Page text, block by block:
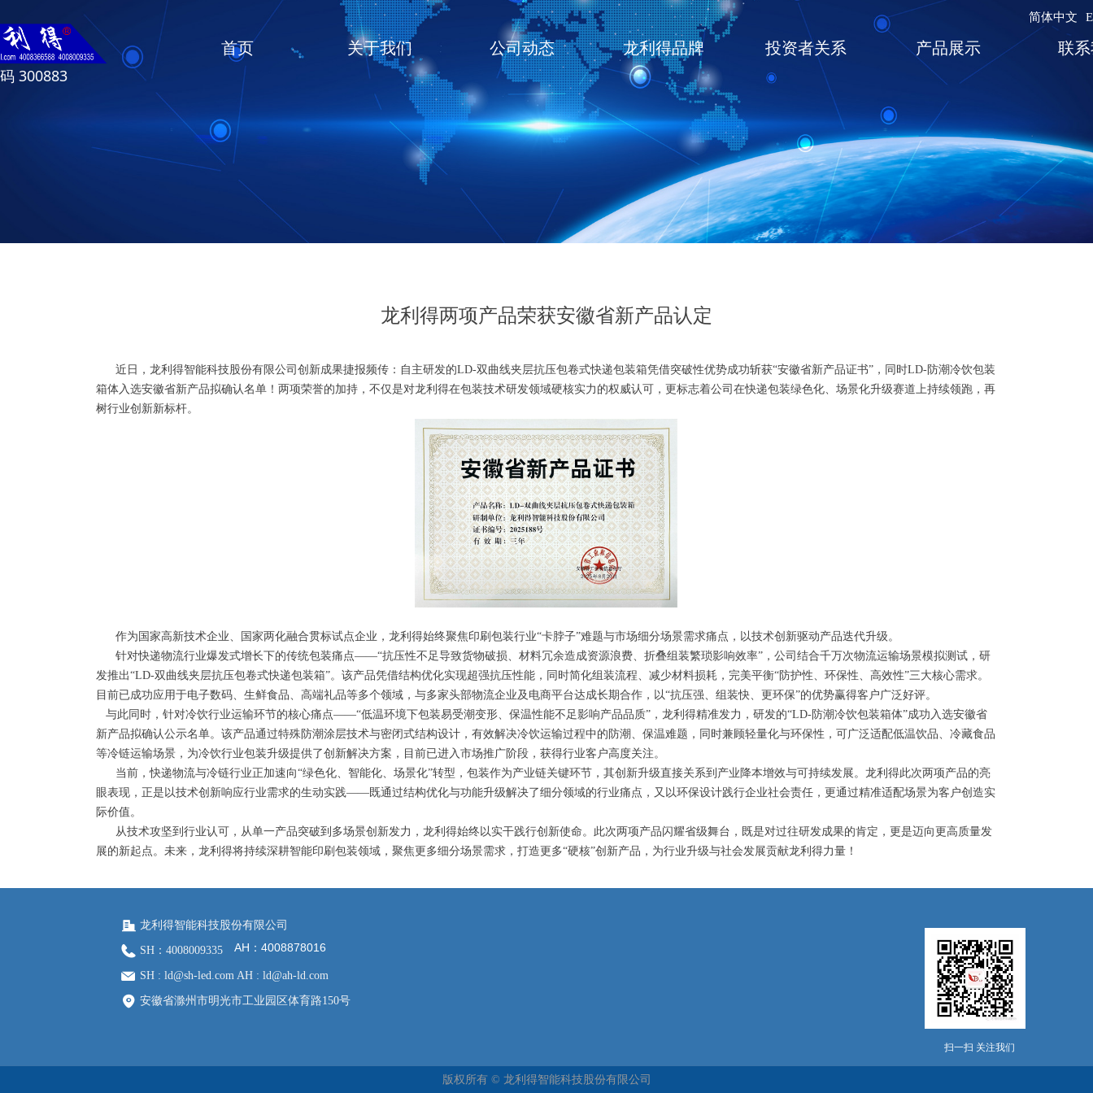
简体中文
首页 关于我们 公司动态 龙利得品牌 投资者关系 产品展示 联
300883
龙利得两项产品荣获安徽省新产品认定
近日，龙利得智能科技股份有限公司创新成果捷报频传：自主研发的LD-双曲线夹层抗压包卷式快递包装箱凭借突破性优势成功斩获“安徽省新产品证书”，同时LD-防潮冷饮包装
箱体入选安徽省新产品拟确认名单！两项荣誉的加持，不仅是对龙利得在包装技术研发领域硬核实力的权威认可，更标志着公司在快递包装绿色化、场景化升级赛道上持续领跑，再
树行业创新新标杆。
作为国家高新技术企业、国家两化融合贯标试点企业，龙利得始终聚焦印刷包装行业“卡脖子”难题与市场细分场景需求痛点，以技术创新驱动产品迭代升级。
针对快递物流行业爆发式增长下的传统包装痛点——“抗压性不足导致货物破损、材料冗余造成资源浪费、折叠组装繁琐影响效率”，公司结合千万次物流运输场景模拟测试，研
发推出“LD-双曲线夹层抗压包卷式快递包装箱”。该产品凭借结构优化实现超强抗压性能，同时简化组装流程、减少材料损耗，完美平衡“防护性、环保性、高效性”三大核心需求。
目前已成功应用于电子数码、生鲜食品、高端礼品等多个领域，与多家头部物流企业及电商平台达成长期合作，以“抗压强、组装快、更环保”的优势赢得客户广泛好评。
与此同时，针对冷饮行业运输环节的核心痛点——“低温环境下包装易受潮变形、保温性能不足影响产品品质”，龙利得精准发力，研发的“LD-防潮冷饮包装箱体”成功入选安徽省
新产品拟确认公示名单。该产品通过特殊防潮涂层技术与密闭式结构设计，有效解决冷饮运输过程中的防潮、保温难题，同时兼顾轻量化与环保性，可广泛适配低温饮品、冷藏食品
等冷链运输场景，为冷饮行业包装升级提供了创新解决方案，目前已进入市场推广阶段，获得行业客户高度关注。
当前，快递物流与冷链行业正加速向“绿色化、智能化、场景化”转型，包装作为产业链关键环节，其创新升级直接关系到产业降本增效与可持续发展。龙利得此次两项产品的亮
眼表现，正是以技术创新响应行业需求的生动实践——既通过结构优化与功能升级解决了细分领域的行业痛点，又以环保设计践行企业社会责任，更通过精准适配场景为客户创造实
际价值。
从技术攻坚到行业认可，从单一产品突破到多场景创新发力，龙利得始终以实干践行创新使命。此次两项产品闪耀省级舞台，既是对过往研发成果的肯定，更是迈向更高质量发
展的新起点。未来，龙利得将持续深耕智能印刷包装领域，聚焦更多细分场景需求，打造更多“硬核”创新产品，为行业升级与社会发展贡献龙利得力量！
龙利得智能科技股份有限公司
SH：4008009335
SH : ld@sh-led.com AH : ld@ah-ld.com
安徽省滁州市明光市工业园区体育路150号
扫一扫 关注我们
AH：4008878016
版权所有 © 龙利得智能科技股份有限公司